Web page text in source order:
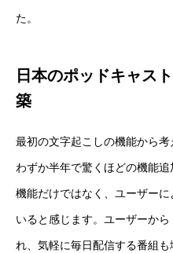
た。
日本のポッドキャス
築
最初の文字起こしの機能から
わずか半年で驚くほどの機能
機能だけではなく、ユーザー
いると感じます。ユーザーか
れ、気軽に毎日配信する番組も